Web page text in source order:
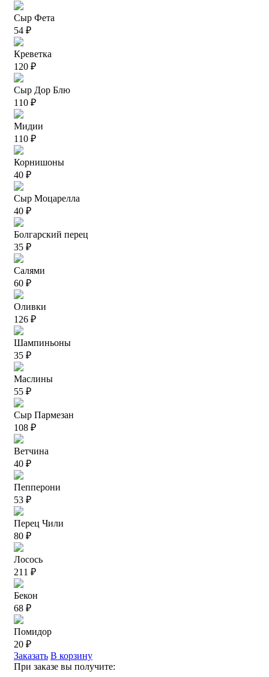
Сыр Фета
54 ₽
Креветка
120 ₽
Сыр Дор Блю
110 ₽
Мидии
110 ₽
Корнишоны
40 ₽
Сыр Моцарелла
40 ₽
Болгарский перец
35 ₽
Салями
60 ₽
Оливки
126 ₽
Шампиньоны
35 ₽
Маслины
55 ₽
Сыр Пармезан
108 ₽
Ветчина
40 ₽
Пепперони
53 ₽
Перец Чили
80 ₽
Лосось
211 ₽
Бекон
68 ₽
Помидор
20 ₽
Заказать В корзину
При заказе вы получите: